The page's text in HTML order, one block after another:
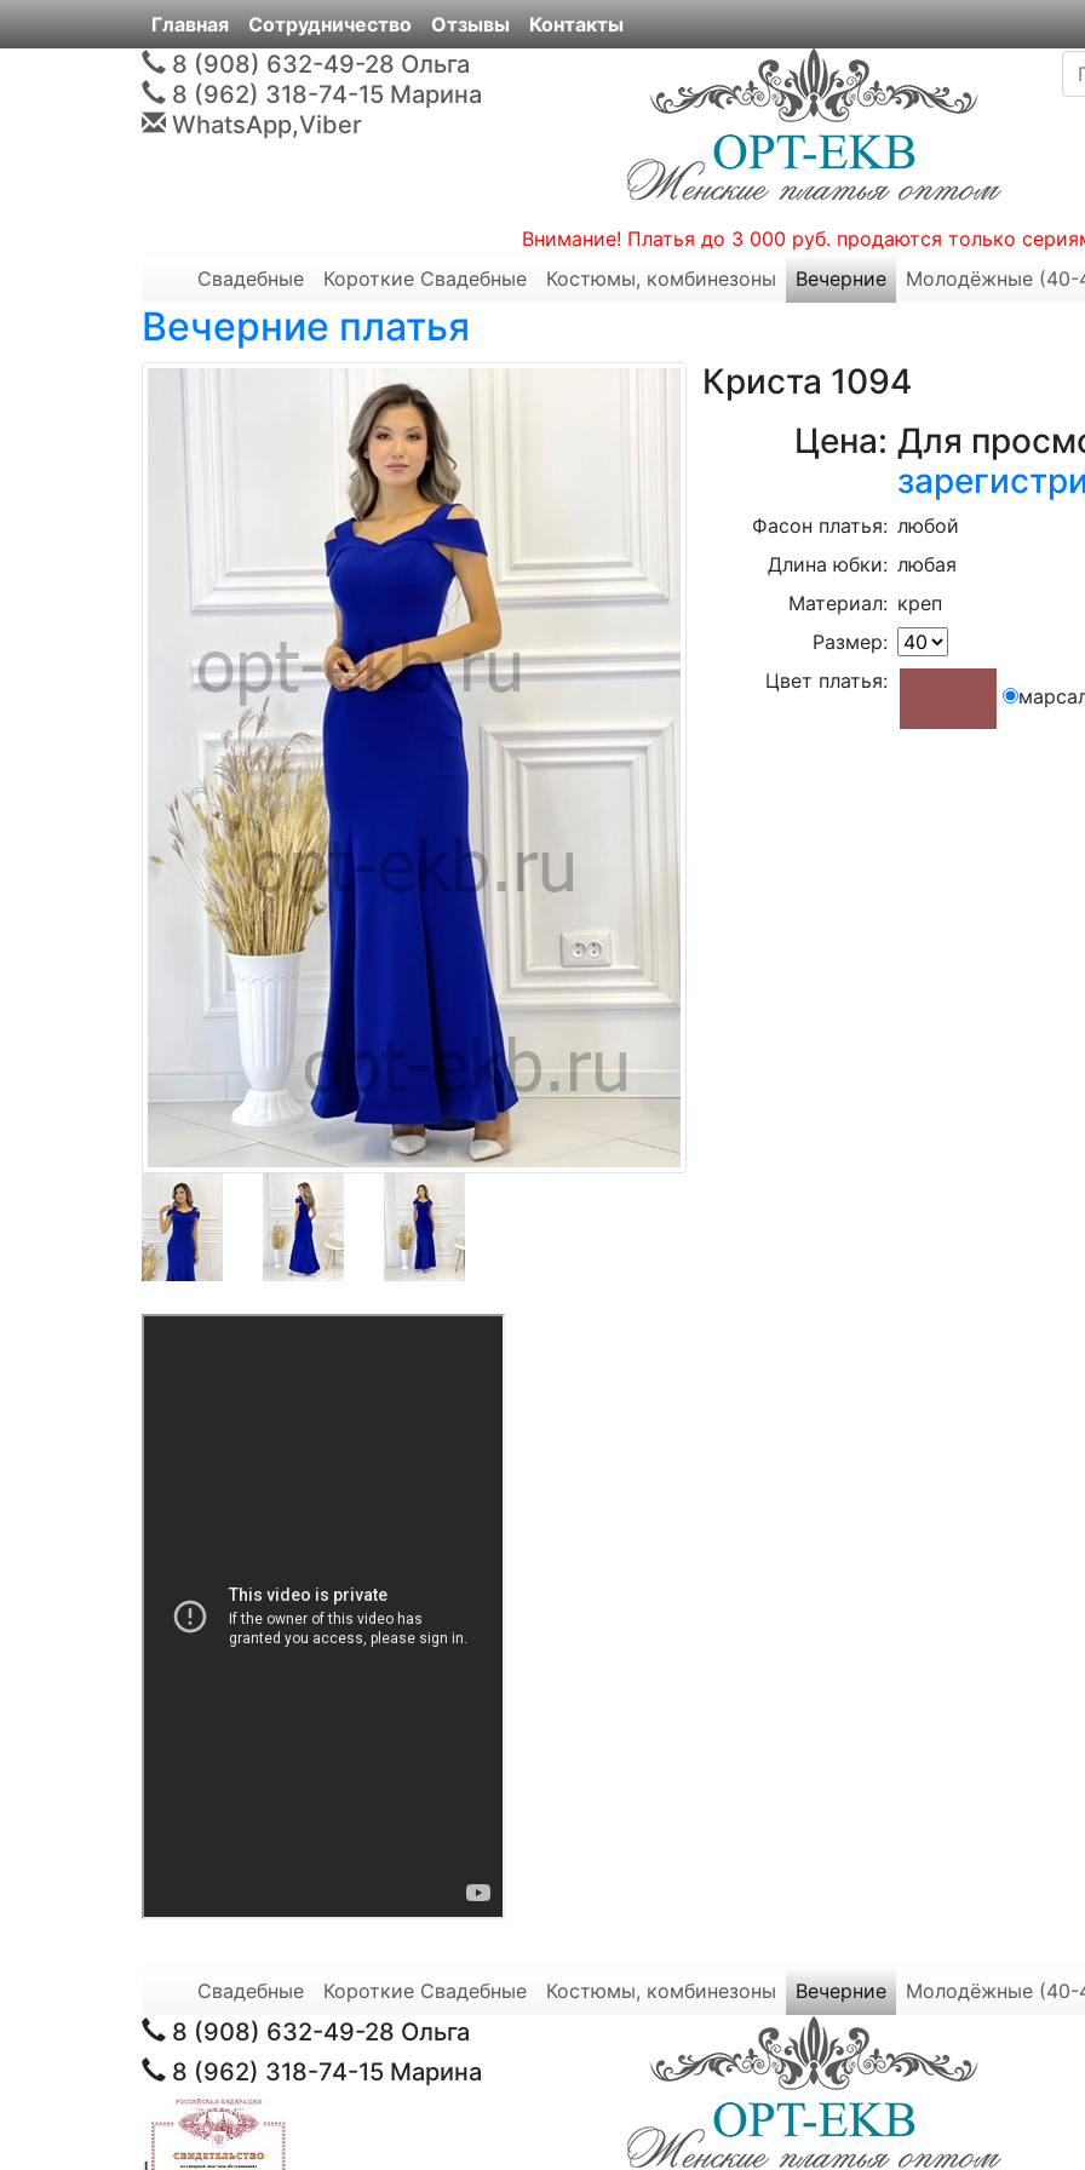
Главная Сотрудничество Отзывы Контакты
8 (908) 632-49-28 Ольга
8 (962) 318-74-15 Марина
WhatsApp,Viber
Внимание! Платья до 3 000 руб. продаются только
Свадебные
Короткие Свадебные Костюмы, комбинезоны Вечерние Молодёжные (40-
Вечерние платья
Криста 1094
Цена: Для
Фасон платья: любой
Длина юбки: любая
Материал: креп
Размер:
Цвет платья:
Свадебные Короткие Свадебные Костюмы, комбинезоны Вечерние Молодёжные (40-
8 (908) 632-49-28 Ольга
8 (962) 318-74-15 Марина